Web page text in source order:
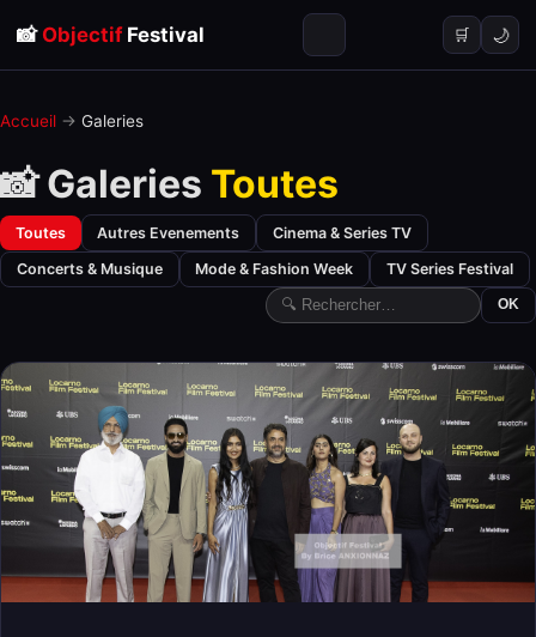
📸 ObjectifFestival 🛒 🌙
Accueil → Galeries
📸 Galeries Toutes
Toutes Autres Evenements Cinema & Series TV
Concerts & Musique Mode & Fashion Week TV Series Festival
OK